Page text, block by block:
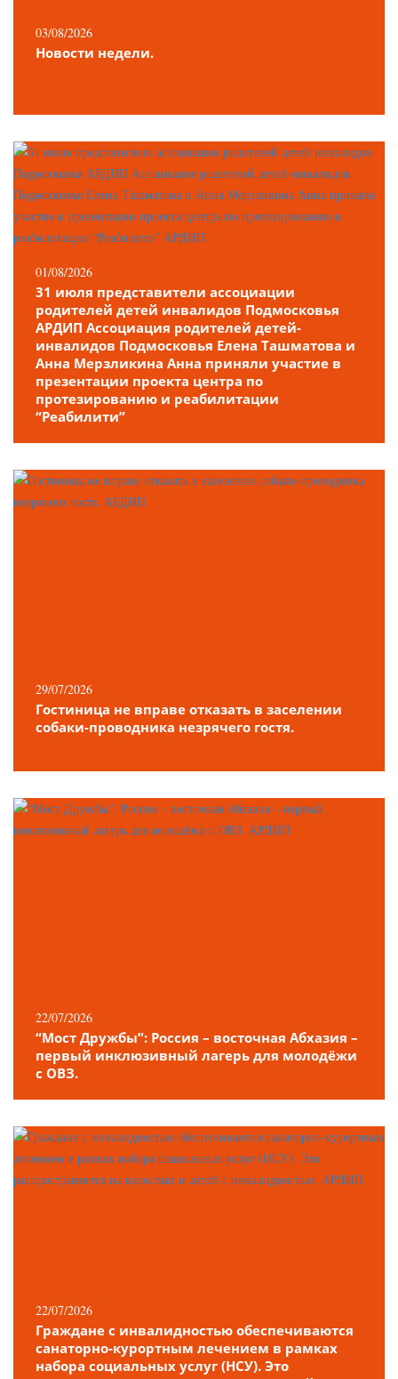
03/08/2026
Новости недели.
01/08/2026
31 июля представители ассоциации
родителей детей инвалидов Подмосковья
АРДИП Ассоциация родителей детей-
инвалидов Подмосковья Елена Ташматова и
Анна Мерзликина Анна приняли участие в
презентации проекта центра по
протезированию и реабилитации
“Реабилити”
29/07/2026
Гостиница не вправе отказать в заселении
собаки-проводника незрячего гостя.
22/07/2026
“Мост Дружбы”: Россия – восточная Абхазия –
первый инклюзивный лагерь для молодёжи
с ОВЗ.
22/07/2026
Граждане с инвалидностью обеспечиваются
санаторно-курортным лечением в рамках
набора социальных услуг (НСУ). Это